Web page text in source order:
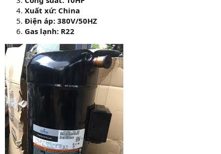
Xuất xứ: China
Điện áp: 380V/50HZ
Gas lạnh: R22